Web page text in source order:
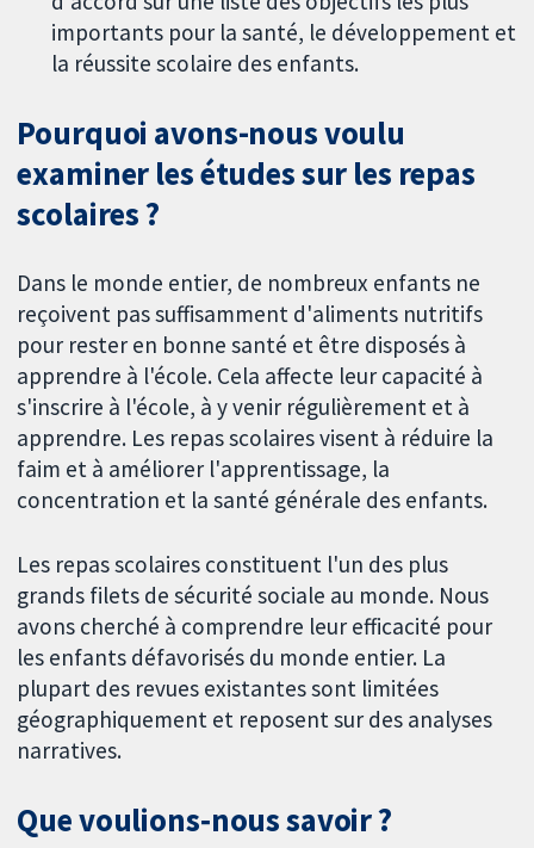
importants pour la santé, le développement et
la réussite scolaire des enfants.
Pourquoi avons-nous voulu
examiner les études sur les repas
scolaires ?
Dans le monde entier, de nombreux enfants ne
reçoivent pas suffisamment d'aliments nutritifs
pour rester en bonne santé et être disposés à
apprendre à l'école. Cela affecte leur capacité à
s'inscrire à l'école, à y venir régulièrement et à
apprendre. Les repas scolaires visent à réduire la
faim et à améliorer l'apprentissage, la
concentration et la santé générale des enfants.
Les repas scolaires constituent l'un des plus
grands filets de sécurité sociale au monde. Nous
avons cherché à comprendre leur efficacité pour
les enfants défavorisés du monde entier. La
plupart des revues existantes sont limitées
géographiquement et reposent sur des analyses
narratives.
Que voulions‐nous savoir ?